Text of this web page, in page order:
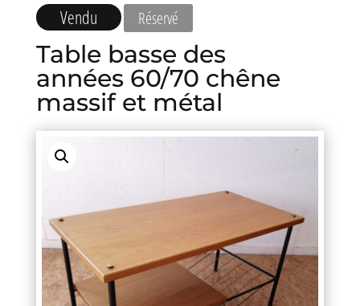
Vendu Réservé
Table basse des
années 60/70 chêne
massif et métal